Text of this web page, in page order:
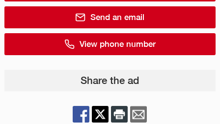
Send an email
View phone number
Share the ad